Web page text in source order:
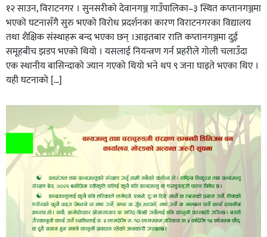
१२ साउन, विराटनगर । सुनसरीको देवानगञ्ज गाउँपालिका–३ स्थित कप्तानगञ्जमा
भएको घटनासँगै सुरु भएको विरोध प्रदर्शनका कारण विराटनगरका विद्यालय
तथा शैक्षिक संस्थाहरू बन्द भएका छन् ।आइतबार राति कप्तानगञ्जमा दुई
समूहबीच झडप भएको थियो । यसलाई नियन्त्रण गर्न प्रहरीले गोली चलाउँदा
एक स्थानीय बासिन्दाको ज्यान गएको थियो भने थप ९ जना घाइते भएका थिए ।
यही घटनाको […]